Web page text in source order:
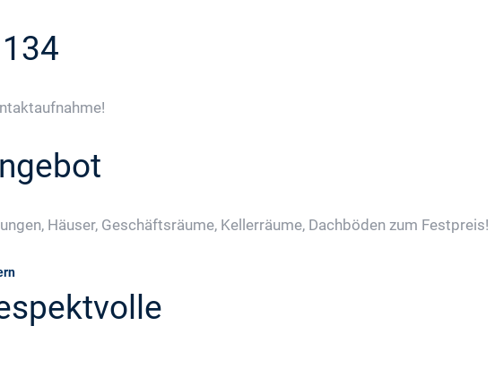
Häuser, Geschäftsräume, Kellerräume, Dachböden zum Festpreis!